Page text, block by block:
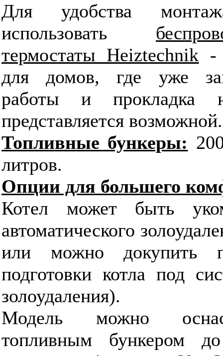
Для удобства
использовать
термостаты Heiztechnik -
для домов, где уже
работы и прокладка
представляется возможной.
Топливные бункеры:
литров.
Опции для большего
Котел может быть
автоматического
или можно докупить
подготовки котла под
золоудаления).
Модель можно
топливным бункером